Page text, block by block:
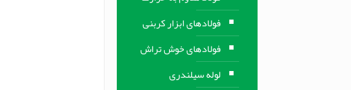
فولادهای ابزار کربنی
فولادهای خوش تراش
لوله سیلندری